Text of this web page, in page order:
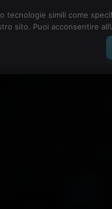
tecnologie simili come
sito. Puoi acconsentire